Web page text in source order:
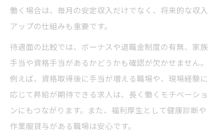
働く場合は、毎月の安定収入だけでなく、将来的な収入
アップの仕組みも重要です。
待遇面の比較では、ボーナスや退職金制度の有無、家族
手当や資格手当があるかどうかも確認が欠かせません。
例えば、資格取得後に手当が増える職場や、現場経験に
応じて昇給が期待できる求人は、長く働くモチベーショ
ンにもつながります。また、福利厚生として健康診断や
作業服貸与がある職場は安心です。